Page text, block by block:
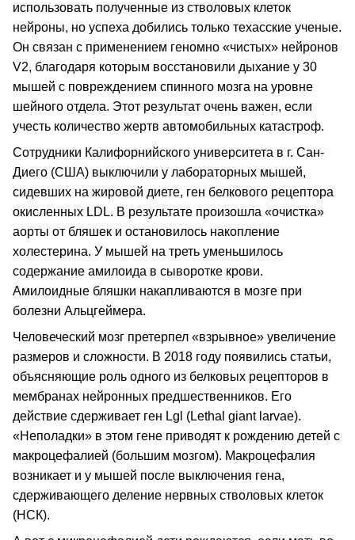
использовать полученные из стволовых клеток
нейроны, но успеха добились только техасские ученые.
Он связан с применением геномно «чистых» нейронов
V2, благодаря которым восстановили дыхание у 30
мышей с повреждением спинного мозга на уровне
шейного отдела. Этот результат очень важен, если
учесть количество жертв автомобильных катастроф.
Сотрудники Калифорнийского университета в г. Сан-
Диего (США) выключили у лабораторных мышей,
сидевших на жировой диете, ген белкового рецептора
окисленных LDL. В результате произошла «очистка»
аорты от бляшек и остановилось накопление
холестерина. У мышей на треть уменьшилось
содержание амилоида в сыворотке крови.
Амилоидные бляшки накапливаются в мозге при
болезни Альцгеймера.
Человеческий мозг претерпел «взрывное» увеличение
размеров и сложности. В 2018 году появились статьи,
объясняющие роль одного из белковых рецепторов в
мембранах нейронных предшественников. Его
действие сдерживает ген Lgl (Lethal giant larvae).
«Неполадки» в этом гене приводят к рождению детей с
макроцефалией (большим мозгом). Макроцефалия
возникает и у мышей после выключения гена,
сдерживающего деление нервных стволовых клеток
(НСК).